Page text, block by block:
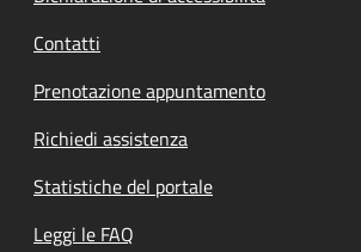
Contatti
Prenotazione appuntamento
Richiedi assistenza
Statistiche del portale
Leggi le FAQ